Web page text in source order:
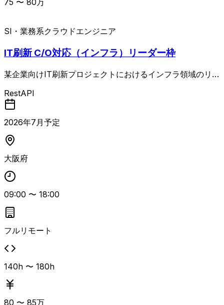
75 〜 80万
SI・業務系クラウドエンジニア
IT刷新 C/O対応（インフラ）リーダー枠
某企業向けIT刷新プロジェクトにおけるインフラ領域のリー
システム刷新案件で、現在は要件定義中、7月から基本設計
フェーズに移行予定です。 AWSを中心としたインフラおよ
びCI/CD基盤の設計・構築、セキュリティ要件を踏まえた上
流設計、顧客折衝を含む対外調整、チームメンバーのタスク
管理などを担っていただきます。 フルリモートを基本とし
応いただけるリーダー層を想定しています。
RestAPI
2026年7 月予定
大阪府
09:00 〜 18:00
フルリモート
140h 〜 180h
80 〜 85万